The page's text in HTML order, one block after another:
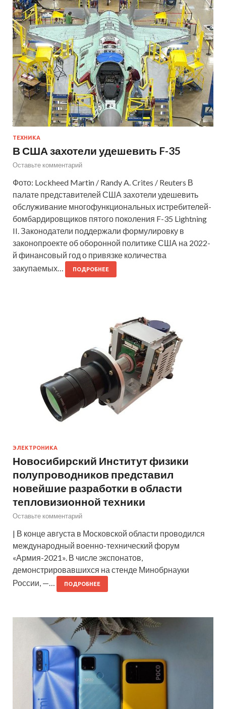
ТЕХНИКА
В США захотели удешевить F-35
Оставьте комментарий
Фото: Lockheed Martin / Randy A. Crites / Reuters В
палате представителей США захотели удешевить
обслуживание многофункциональных истребителей-
бомбардировщиков пятого поколения F-35 Lightning
II. Законодатели поддержали формулировку в
законопроекте об оборонной политике США на 2022-
й финансовый год о привязке количества
закупаемых…
ПОДРОБНЕЕ
ЭЛЕКТРОНИКА
Новосибирский Институт физики
полупроводников представил
новейшие разработки в области
тепловизионной техники
Оставьте комментарий
| В конце августа в Московской области проводился
международный военно-технический форум
«Армия-2021». В числе экспонатов,
демонстрировавшихся на стенде Минобрнауки
России, —…
ПОДРОБНЕЕ